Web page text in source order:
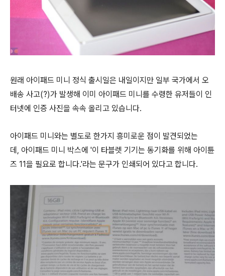
원래 아이패드 미니 정식 출시일은 내일이지만 일부 국가에서 오
배송 사고(?)가 발생해 이미 아이패드 미니를 수령한 유저들이 인
터넷에 인증 사진을 속속 올리고 있습니다.
아이패드 미니와는 별도로 한가지 흥미로운 점이 발견되었는
데, 아이패드 미니 박스에 '이 타블렛 기기는 동기화를 위해 아이튠
즈 11을 필요로 합니다.'라는 문구가 인쇄되어 있다고 합니다.